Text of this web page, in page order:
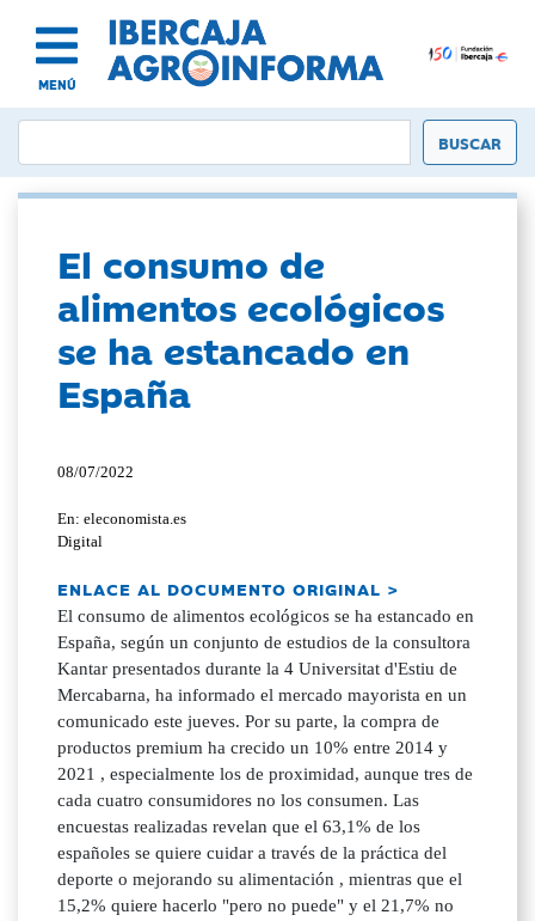
MENÚ
El consumo de
alimentos ecológicos
se ha estancado en
España
08/07/2022
En: eleconomista.es
Digital
ENLACE AL DOCUMENTO ORIGINAL >
El consumo de alimentos ecológicos se ha estancado en
España, según un conjunto de estudios de la consultora
Kantar presentados durante la 4 Universitat d'Estiu de
Mercabarna, ha informado el mercado mayorista en un
comunicado este jueves. Por su parte, la compra de
productos premium ha crecido un 10% entre 2014 y
2021 , especialmente los de proximidad, aunque tres de
cada cuatro consumidores no los consumen. Las
encuestas realizadas revelan que el 63,1% de los
españoles se quiere cuidar a través de la práctica del
deporte o mejorando su alimentación , mientras que el
15,2% quiere hacerlo "pero no puede" y el 21,7% no